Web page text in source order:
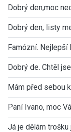
Dobrý den,moc
Dobrý den, listy
Famózní. Nejlepší
Dobrý de. Chtěl
Mám před sebou
Paní Ivano, moc
Já je dělám trošku